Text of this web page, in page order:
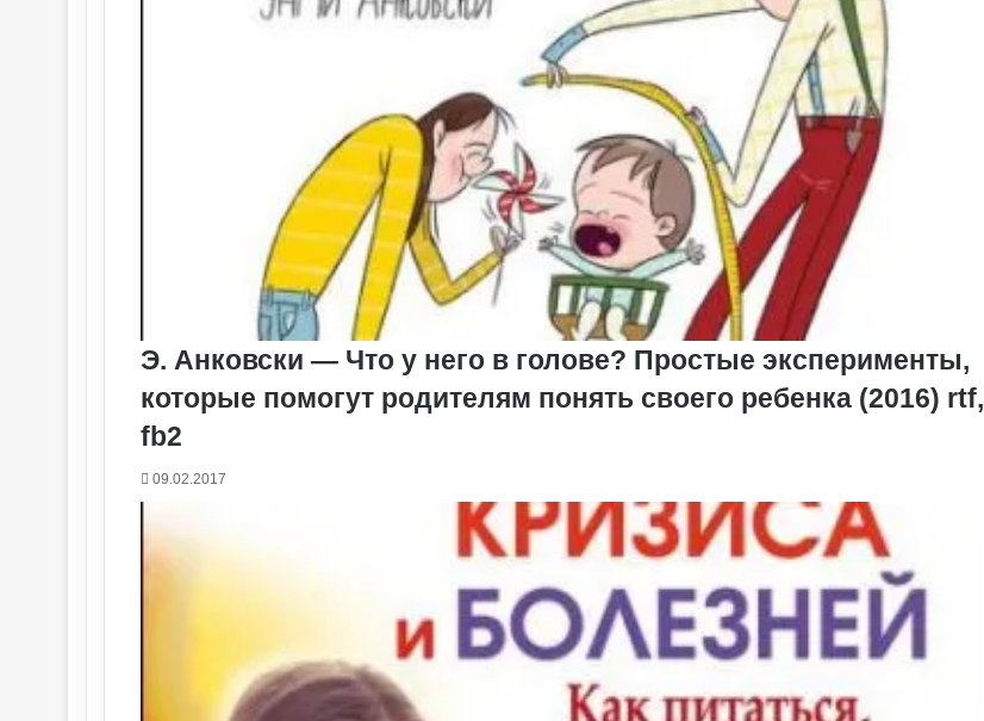
Э. Анковски — Что у него в голове? Простые эксперименты,
которые помогут родителям понять своего ребенка (2016) rtf,
fb2
09.02.2017